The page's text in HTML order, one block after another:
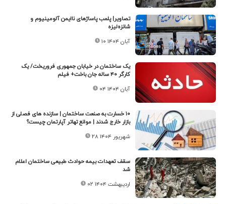
تصاویر| پلمب پاساژهای ناایمن آلومینیوم و
شانزه‌لیزه
۱۰ آبان ۱۴۰۴
یک ساختمان در خیابان جمهوری فروریخت/ یک
کارگر ۴۰ ساله جان باخت+ فیلم
۰۴ آبان ۱۴۰۴
۱۰ خسارت به صنعت ساختمان | سازنده های فصلی از
بازار خارج شدند | موانع تهاتر آپارتمان چیست؟
۲۸ شهریور ۱۴۰۴
سقف تعهدات بیمه حوادث طبیعی ساختمان اعلام
شد
۰۲ اردیبهشت ۱۴۰۴